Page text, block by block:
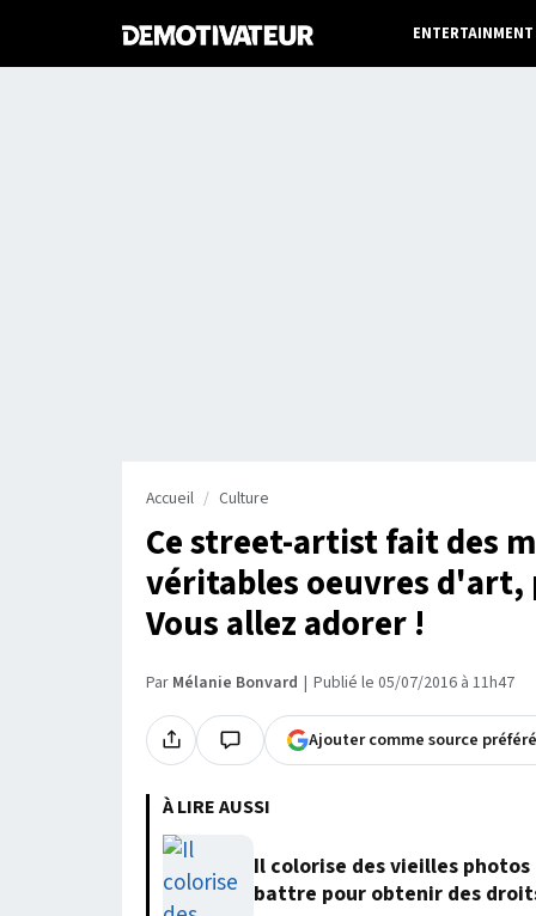
ENTERTAINMENT
Accueil Culture
Ce street-artist fait des
véritables oeuvres d'art,
Vous allez adorer !
Par Mélanie Bonvard Publié le 05/07/2016 à 11h47
Ajouter comme source
À LIRE AUSSI
Il colorise des vieilles
battre pour obtenir des